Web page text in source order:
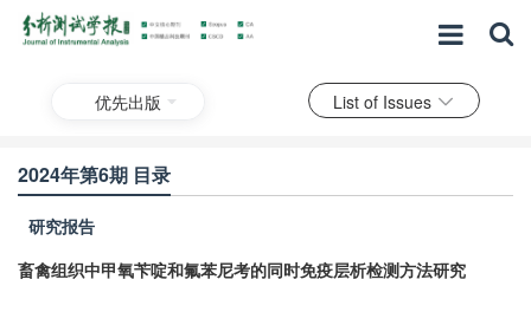
优先出版 List of Issues
2024年第6期 目录
研究报告
畜禽组织中甲氧苄啶和氟苯尼考的同时免疫层析检测方法研究